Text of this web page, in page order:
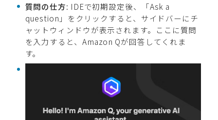
質問の仕方: IDEで初期設定後、「Ask a
question」をクリックすると、サイドバーにチ
ャットウィンドウが表示されます。ここに質問
を入力すると、Amazon Qが回答してくれま
す。